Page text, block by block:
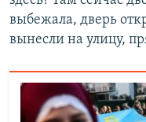
выбежала, дверь
вынесли на улицу,